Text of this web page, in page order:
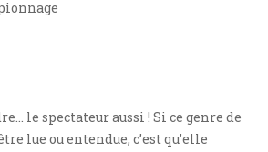
le spectateur aussi ! Si ce genre de
lue ou entendue, c’est qu’elle